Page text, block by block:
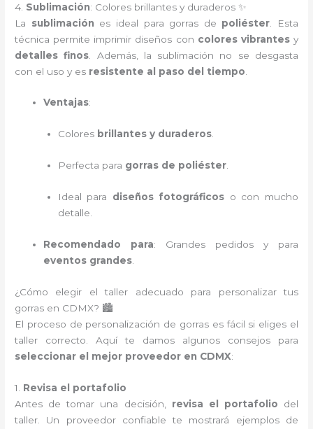
4. Sublimación: Colores brillantes y duraderos ✨
La sublimación es ideal para gorras de poliéster . Esta
técnica permite imprimir diseños con colores vibrantesy
detalles finos . Además, la sublimación no se desgasta
con el uso y es resistente al paso del tiempo
Ventajas:
Colores brillantes y duraderos.
Perfecta para gorras de poliéster.
Ideal para diseños fotográficos o con mucho
detalle.
Recomendado para: Grandes pedidos y para
eventos grandes
¿Cómo elegir el taller adecuado para personalizar tus
gorras en CDMX? 🏙️
El proceso de personalización de gorras es fácil si eliges el
taller correcto. Aquí te damos algunos consejos para
seleccionar el mejor proveedor en CDMX:
1. Revisa el portafolio
Antes de tomar una decisión, revisa el portafolio del
taller. Un proveedor confiable te mostrará ejemplos de